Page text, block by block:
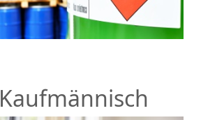
Kaufmännisch